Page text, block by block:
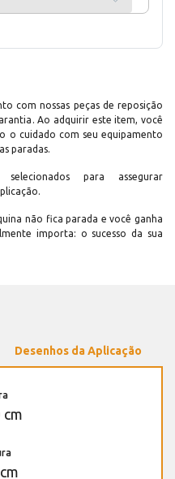
com nossas peças de reposição
Ao adquirir este item, você
o cuidado com seu equipamento
paradas.
para assegurar
não fica parada e você ganha
importa: o sucesso da sua
Desenhos da Aplicação
cm